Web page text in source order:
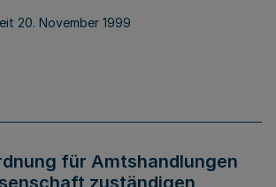
20. November 1999
für Amtshandlungen
zuständigen